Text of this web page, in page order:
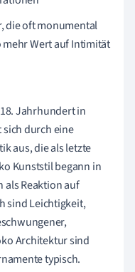
die oft monumental
Wert auf Intimität
Jahrhundert in
sich durch eine
aus, die als letzte
Kunststil begann in
als Reaktion auf
sind Leichtigkeit,
Architektur sind
typisch.